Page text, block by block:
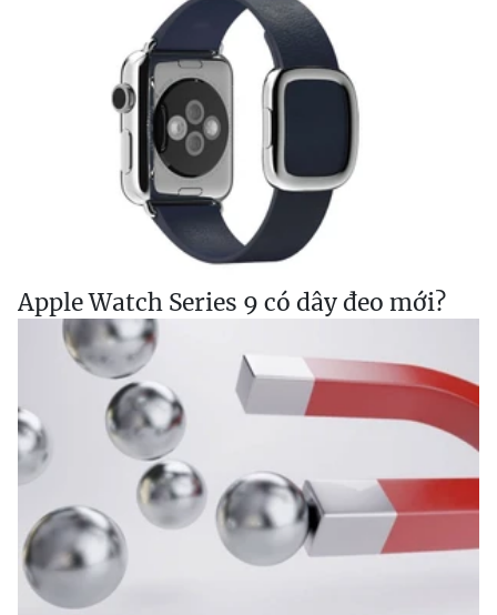
Apple Watch Series 9 có dây đeo mới?